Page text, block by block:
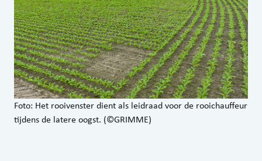
Foto: Het rooivenster dient als leidraad voor de rooichauffeur
tijdens de latere oogst. (©GRIMME)